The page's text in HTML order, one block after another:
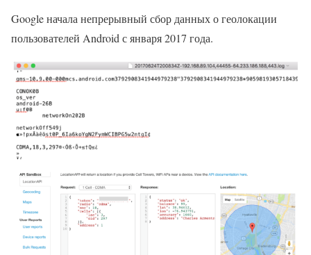
Google начала непрерывный сбор данных о геолокации
пользователей Android с января 2017 года.